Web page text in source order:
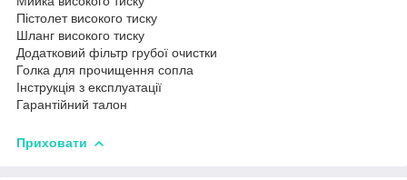
Пістолет високого тиску
Шланг високого тиску
Додатковий фільтр грубої очистки
Голка для прочищення сопла
Інструкція з експлуатації
Гарантійний талон
Приховати